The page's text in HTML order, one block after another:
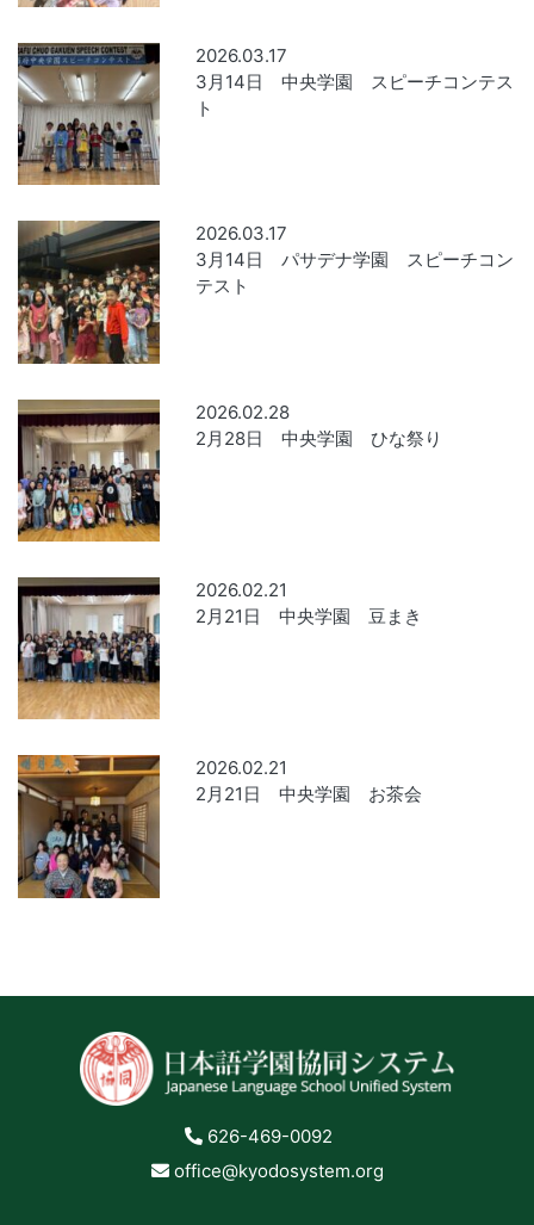
2026.03.17
3月14日 中央学園 スピーチコンテス
ト
2026.03.17
3月14日 パサデナ学園 スピーチコン
テスト
2026.02.28
2月28日 中央学園 ひな祭り
2026.02.21
2月21日 中央学園 豆まき
2026.02.21
2月21日 中央学園 お茶会
626-469-0092
office@kyodosystem.org